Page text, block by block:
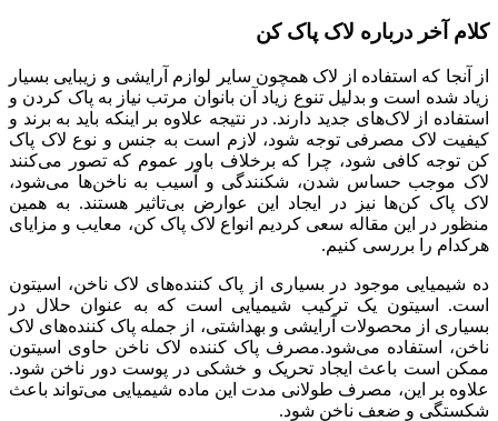
کلام آخر درباره لاک پاک کن
از آنجا که استفاده از لاک همچون سایر لوازم آرایشی و زیبایی بسیار
زیاد شده است و بدلیل تنوع زیاد آن بانوان مرتب نیاز به پاک کردن و
استفاده از لاک‌های جدید دارند. در نتیجه علاوه بر اینکه باید به برند و
کیفیت لاک مصرفی توجه شود، لازم است به جنس و نوع لاک پاک
کن توجه کافی شود، چرا که برخلاف باور عموم که تصور می‌کنند
لاک موجب حساس شدن، شکنندگی و آسیب به ناخن‌ها می‌شود،
لاک پاک کن‌ها نیز در ایجاد این عوارض بی‌تاثیر هستند. به همین
منظور در این مقاله سعی کردیم انواع لاک پاک کن، معایب و مزایای
هرکدام را بررسی کنیم.
ده شیمیایی موجود در بسیاری از پاک کننده‌های لاک ناخن، اسیتون
است. اسیتون یک ترکیب شیمیایی است که به عنوان حلال در
بسیاری از محصولات آرایشی و بهداشتی، از جمله پاک کننده‌های لاک
ناخن، استفاده می‌شود.مصرف پاک کننده لاک ناخن حاوی اسیتون
ممکن است باعث ایجاد تحریک و خشکی در پوست دور ناخن شود.
علاوه بر این، مصرف طولانی مدت این ماده شیمیایی می‌تواند باعث
شکستگی و ضعف ناخن شود.